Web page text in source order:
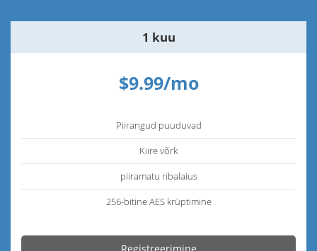
1 kuu
$9.99/mo
Piirangud puuduvad
Kiire võrk
piiramatu ribalaius
256-bitine AES krüptimine